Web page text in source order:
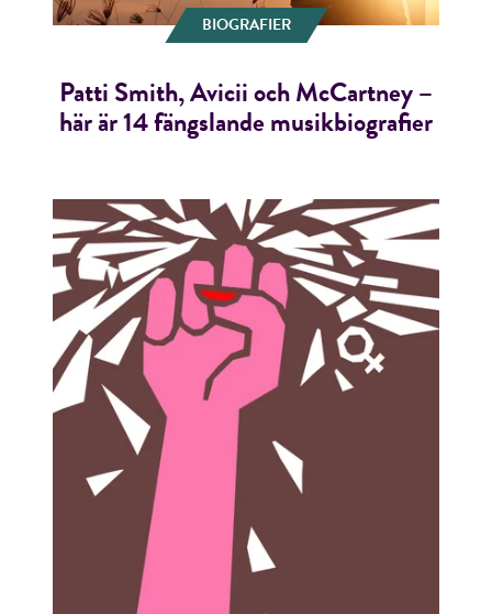
BIOGRAFIER
Patti Smith, Avicii och McCartney –
här är 14 fängslande musikbiografier